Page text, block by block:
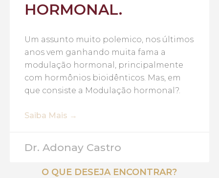
HORMONAL.
Um assunto muito polemico, nos últimos
anos vem ganhando muita fama a
modulação hormonal, principalmente
com hormônios bioidênticos. Mas, em
que consiste a Modulação hormonal?.
Saiba Mais →
Dr. Adonay Castro
O QUE DESEJA ENCONTRAR?